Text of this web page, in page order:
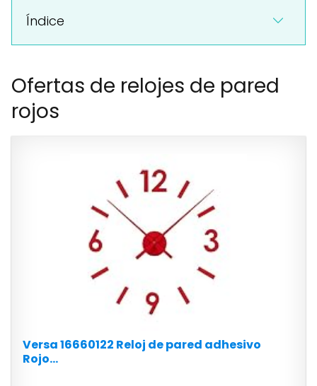
Índice
Ofertas de relojes de pared
rojos
Versa 16660122 Reloj de pared adhesivo
Rojo...